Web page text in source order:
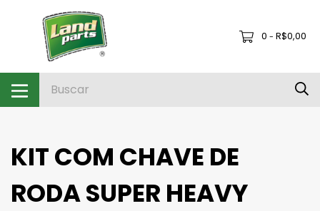
0 - R$0,00
KIT COM CHAVE DE
RODA SUPER HEAVY